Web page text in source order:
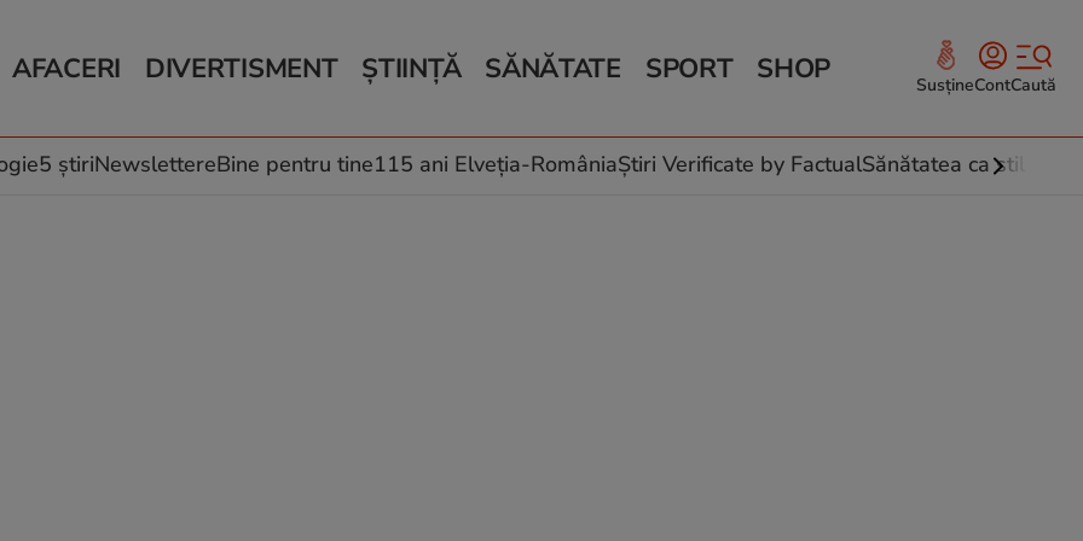
AFACERI
Auto
Locuri de muncă
DIVERTISMENT
Horoscop
Muzică și Filme
ȘTIINȚĂ
Schimbări climatice
SĂNĂTATE
Relații
Rețete culinare
SPORT SHOP SusțineContCaută
5 știriNewslettereBine pentru tine115 ani Elveția-RomâniaȘtiri Verificate by FactualSănătatea ca stil de